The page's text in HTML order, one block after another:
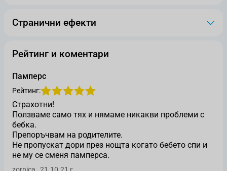
Странични ефекти
Рейтинг и коментари
Памперс
Рейтинг:
Страхотни!
Ползваме само тях и нямаме никакви проблеми с
бебка.
Препоръчвам на родителите.
Не пропускат дори през нощта когато бебето спи и
не му се сменя памперса.
Оценен от21 октомври 2021 г.